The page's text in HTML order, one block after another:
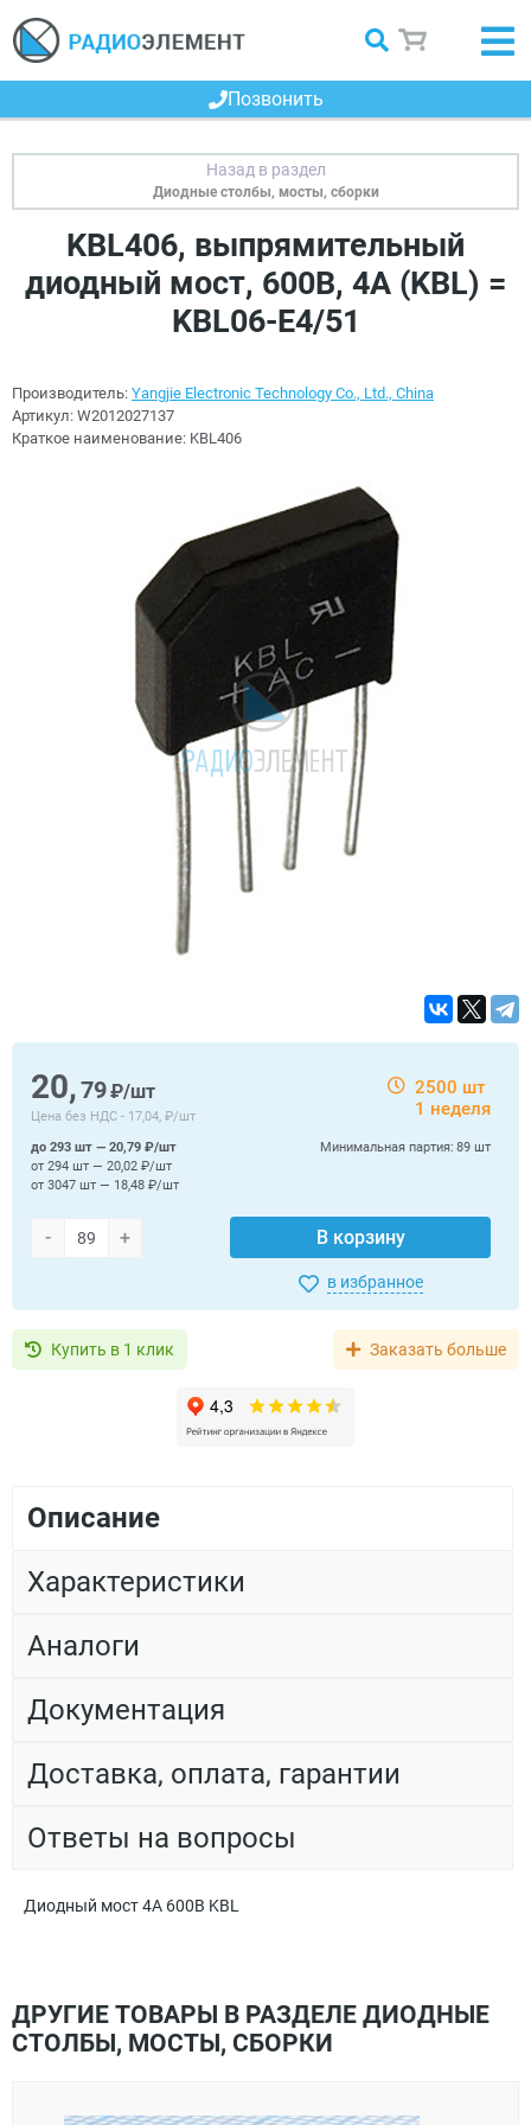
Позвонить
Диодные столбы, мосты, сборки
KBL406, выпрямительный
диодный мост, 600В, 4А (KBL) =
KBL06-E4/51
Производитель: Yangjie Electronic Technology Co., Ltd., China
Артикул: W2012027137
Краткое наименование: KBL406
20,79₽/шт
Цена без НДС - 17,04, ₽/шт
2500 шт
1 неделя
- + В корзину
Минимальная партия: 89 шт
до 293 шт — 20,79 ₽/шт
от 294 шт — 20,02 ₽/шт
от 3047 шт — 18,48 ₽/шт
в избранное
Купить в 1 клик Заказать больше
Описание
Характеристики
Аналоги
Документация
Доставка, оплата, гарантии
Ответы на вопросы
Диодный мост 4А 600В KBL
ДРУГИЕ ТОВАРЫ В РАЗДЕЛЕ ДИОДНЫЕ
СТОЛБЫ, МОСТЫ, СБОРКИ